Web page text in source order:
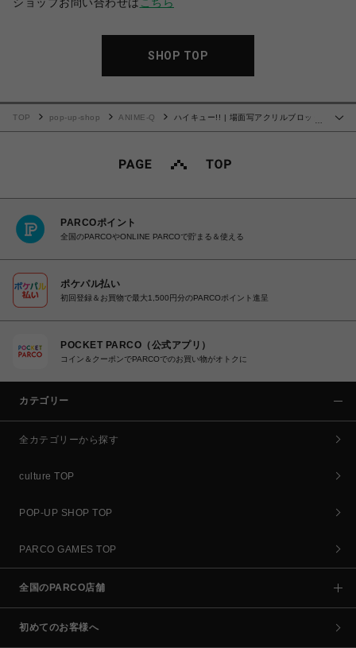
SHOP TOP
TOP pop-up-shop ANIME-Q
ハイキュー!! | 場面写アクリルブロック
PARCOポイント
全国のPARCOやONLINE PARCOで貯まる＆使える
ポケパル払い
初回登録＆お買物で最大1,500円分のPARCOポイント進呈
POCKET PARCO（公式アプリ）
コイン＆クーポンでPARCOでのお買い物がオトクに
カテゴリー
全カテゴリーから探す
culture TOP
POP-UP SHOP TOP
PARCO GAMES TOP
全国のPARCO店舗
初めてのお客様へ